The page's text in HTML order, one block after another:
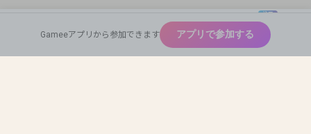
Auto Match
注目
広めたい
神ゲー
Gameeアプリから参加できます アプリで参加する